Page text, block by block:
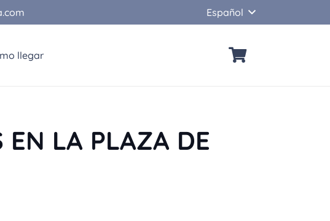
Español
llegar
EN LA PLAZA DE